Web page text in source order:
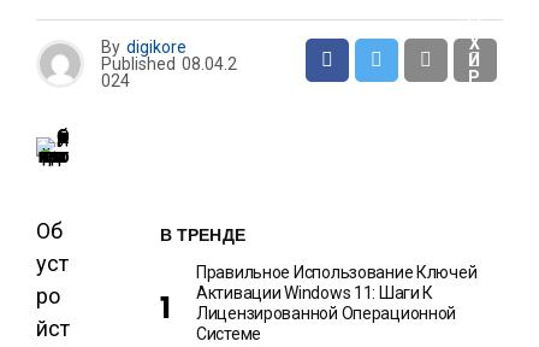
Ы
Х
И
Р
By digikore
Published 08.04.2
024
Об
уст
ро
йст
В ТРЕНДЕ
Правильное Использование Ключей
Активации Windows 11: Шаги К
Лицензированной Операционной
Системе